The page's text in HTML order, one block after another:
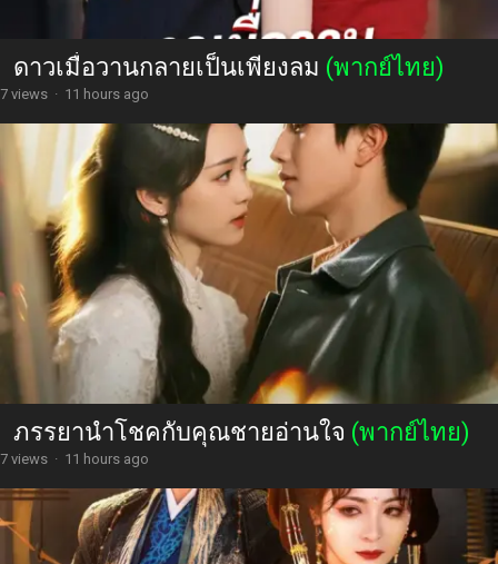
ดาวเมื่อวานกลายเป็นเพียงลม (พากย์ไทย)
7 views · 11 hours ago
ภรรยานำโชคกับคุณชายอ่านใจ (พากย์ไทย)
7 views · 11 hours ago